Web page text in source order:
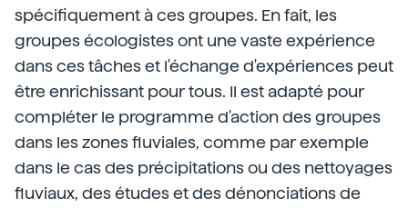
spécifiquement à ces groupes. En fait, les
groupes écologistes ont une vaste expérience
dans ces tâches et l'échange d'expériences peut
être enrichissant pour tous. Il est adapté pour
compléter le programme d'action des groupes
dans les zones fluviales, comme par exemple
dans le cas des précipitations ou des nettoyages
fluviaux, des études et des dénonciations de